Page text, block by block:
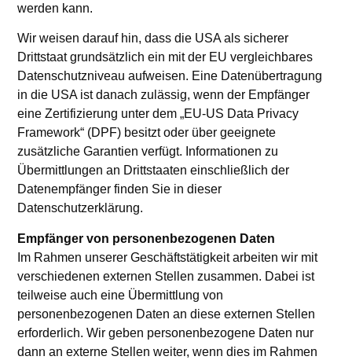
werden kann.
Wir weisen darauf hin, dass die USA als sicherer
Drittstaat grundsätzlich ein mit der EU vergleichbares
Datenschutzniveau aufweisen. Eine Datenübertragung
in die USA ist danach zulässig, wenn der Empfänger
eine Zertifizierung unter dem „EU-US Data Privacy
Framework“ (DPF) besitzt oder über geeignete
zusätzliche Garantien verfügt. Informationen zu
Übermittlungen an Drittstaaten einschließlich der
Datenempfänger finden Sie in dieser
Datenschutzerklärung.
Empfänger von personenbezogenen Daten
Im Rahmen unserer Geschäftstätigkeit arbeiten wir mit
verschiedenen externen Stellen zusammen. Dabei ist
teilweise auch eine Übermittlung von
personenbezogenen Daten an diese externen Stellen
erforderlich. Wir geben personenbezogene Daten nur
dann an externe Stellen weiter, wenn dies im Rahmen